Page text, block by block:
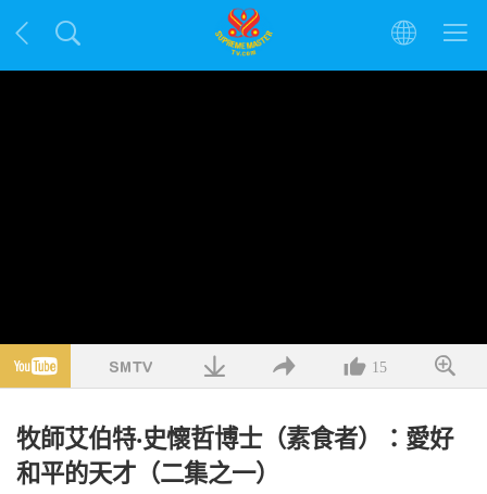
15
牧師艾伯特‧史懷哲博士（素食者）：愛好
和平的天才（二集之一）